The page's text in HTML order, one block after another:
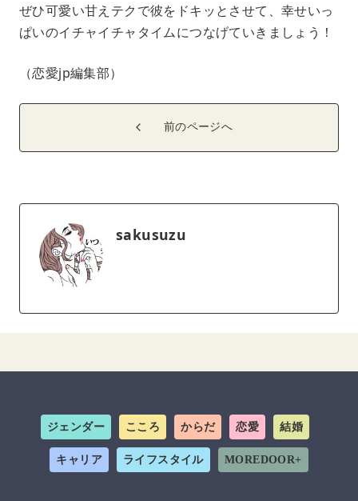
ぜひ可愛い甘えテクで彼をドキッとさせて、幸せいっ
ぱいのイチャイチャタイムにつなげていきましょう！
（恋愛jp編集部）
前のページへ
sakusuzu
ジェンダー こころ からだ 恋愛 結婚
キャリア ライフスタイル MOREDOOR+